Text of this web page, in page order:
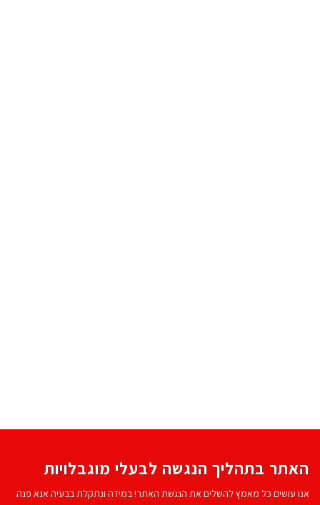
האתר בתהליך הנגשה לבעלי מוגבלויות
אנו עושים כל מאמץ להשלים את הנגשת האתר! במידה ונתקלת בבעיה אנא פנה